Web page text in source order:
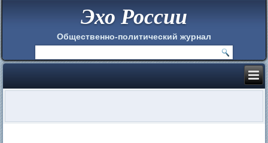
Эхо России
Общественно-политический журнал